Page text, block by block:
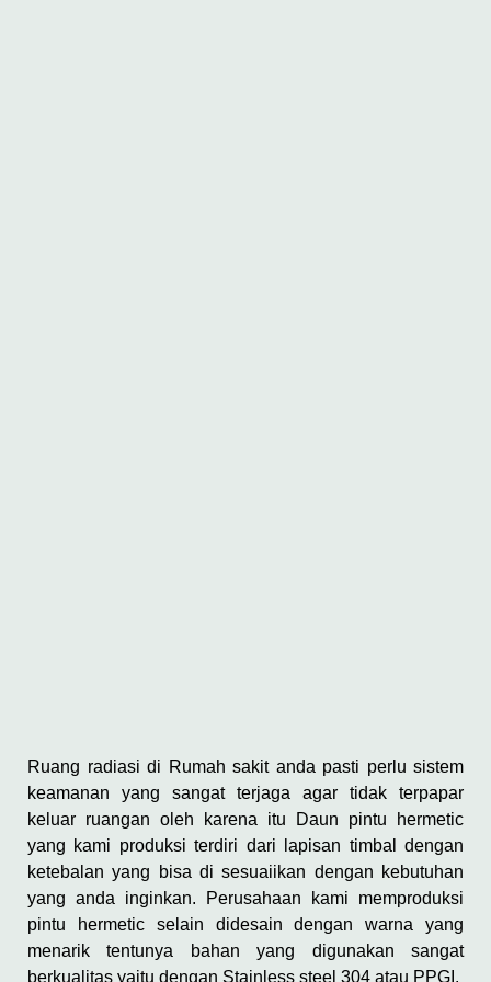
Ruang radiasi di Rumah sakit anda pasti perlu sistem
keamanan yang sangat terjaga agar tidak terpapar
keluar ruangan oleh karena itu Daun pintu hermetic
yang kami produksi terdiri dari lapisan timbal dengan
ketebalan yang bisa di sesuaiikan dengan kebutuhan
yang anda inginkan. Perusahaan kami memproduksi
pintu hermetic selain didesain dengan warna yang
menarik tentunya bahan yang digunakan sangat
berkualitas yaitu dengan Stainless steel 304 atau PPGI.